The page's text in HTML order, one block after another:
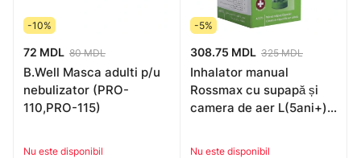
-10%
72 MDL 80 MDL
B.Well Masca adulti p/u
nebulizator (PRO-
110,PRO-115)
Nu este disponibil
-5%
308.75 MDL 325 MDL
Inhalator manual
Rossmax cu supapă și
camera de aer L(5ani+)
Nu este disponibil